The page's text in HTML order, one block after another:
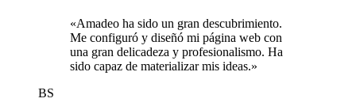
«Amadeo ha sido un gran descubrimiento.
Me configuró y diseñó mi página web con
una gran delicadeza y profesionalismo. Ha
sido capaz de materializar mis ideas.»
BS